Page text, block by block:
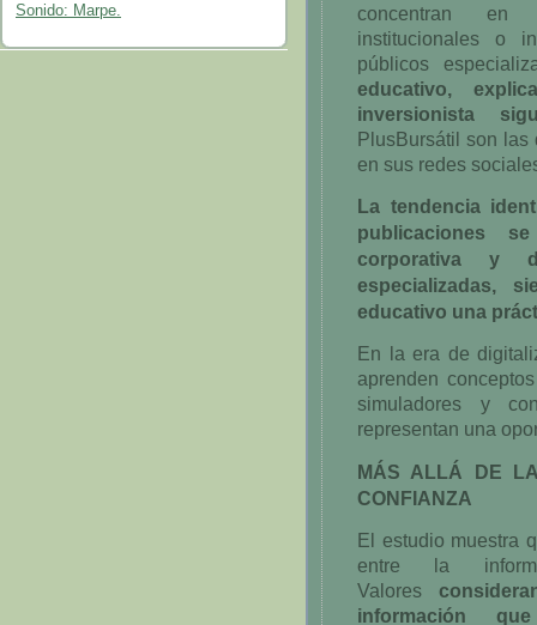
Sonido: Marpe.
concentran en
institucionales o
públicos
educativo,
inversionista
PlusBursátil son las
en sus redes
La tendencia
publicaciones
corporativa y
especializadas,
educativo una
En la era de
aprenden
simuladores y
representan una
MÁS ALLÁ DE LA
CONFIANZA
El estudio muestra
entre la
Valores
información